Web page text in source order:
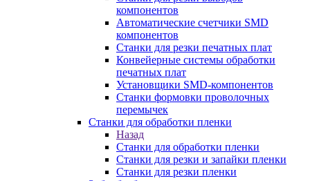
компонентов
Автоматические счетчики SMD
компонентов
Станки для резки печатных плат
Конвейерные системы обработки
печатных плат
Установщики SMD-компонентов
Станки формовки проволочных
перемычек
Станки для обработки пленки
Назад
Станки для обработки пленки
Станки для резки и запайки пленки
Станки для резки пленки